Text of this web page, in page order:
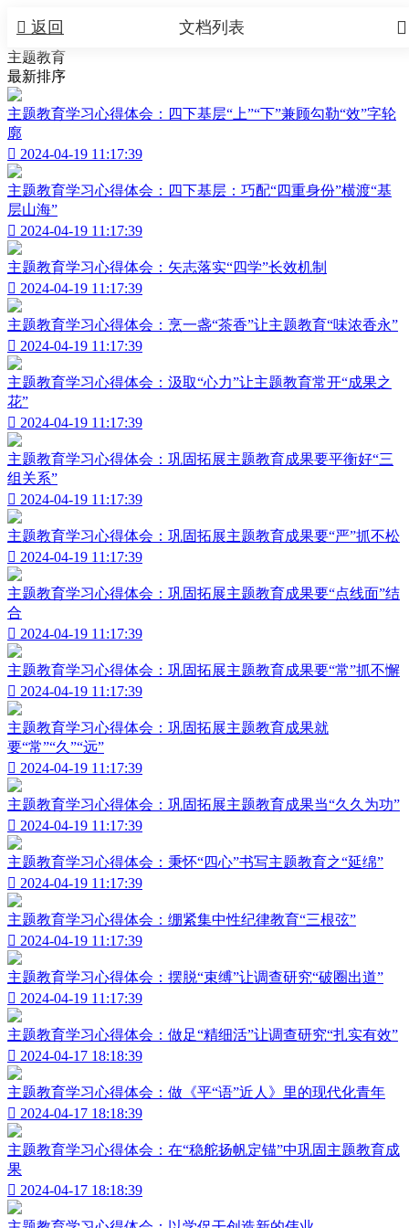
 返回 
文档列表
主题教育
最新排序
主题教育学习心得体会：四下基层“上”“下”兼顾勾勒“效”字轮
廓
 2024-04-19 11:17:39
主题教育学习心得体会：四下基层：巧配“四重身份”横渡“基
层山海”
 2024-04-19 11:17:39
主题教育学习心得体会：矢志落实“四学”长效机制
 2024-04-19 11:17:39
主题教育学习心得体会：烹一盏“茶香”让主题教育“味浓香永”
 2024-04-19 11:17:39
主题教育学习心得体会：汲取“心力”让主题教育常开“成果之
花”
 2024-04-19 11:17:39
主题教育学习心得体会：巩固拓展主题教育成果要平衡好“三
组关系”
 2024-04-19 11:17:39
主题教育学习心得体会：巩固拓展主题教育成果要“严”抓不松
 2024-04-19 11:17:39
主题教育学习心得体会：巩固拓展主题教育成果要“点线面”结
合
 2024-04-19 11:17:39
主题教育学习心得体会：巩固拓展主题教育成果要“常”抓不懈
 2024-04-19 11:17:39
主题教育学习心得体会：巩固拓展主题教育成果就
要“常”“久”“远”
 2024-04-19 11:17:39
主题教育学习心得体会：巩固拓展主题教育成果当“久久为功”
 2024-04-19 11:17:39
主题教育学习心得体会：秉怀“四心”书写主题教育之“延绵”
 2024-04-19 11:17:39
主题教育学习心得体会：绷紧集中性纪律教育“三根弦”
 2024-04-19 11:17:39
主题教育学习心得体会：摆脱“束缚”让调查研究“破圈出道”
 2024-04-19 11:17:39
主题教育学习心得体会：做足“精细活”让调查研究“扎实有效”
 2024-04-17 18:18:39
主题教育学习心得体会：做《平“语”近人》里的现代化青年
 2024-04-17 18:18:39
主题教育学习心得体会：在“稳舵扬帆定锚”中巩固主题教育成
果
 2024-04-17 18:18:39